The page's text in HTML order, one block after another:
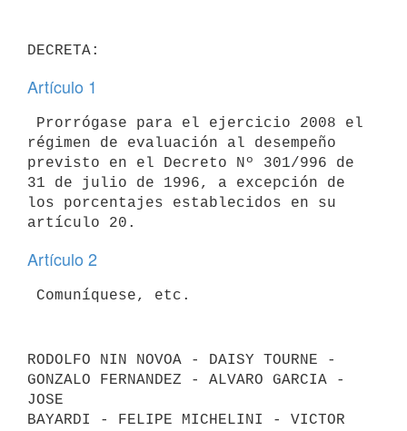
Artículo 1
régimen de evaluación al desempeño
previsto en el Decreto Nº 301/996 de
31 de julio de 1996, a excepción de
los porcentajes establecidos en su
Artículo 2
RODOLFO NIN NOVOA - DAISY TOURNE -
GONZALO FERNANDEZ - ALVARO GARCIA -
JOSE
BAYARDI - FELIPE MICHELINI - VICTOR